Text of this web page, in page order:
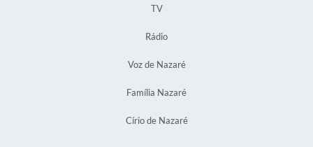
TV
Rádio
Voz de Nazaré
Família Nazaré
Círio de Nazaré